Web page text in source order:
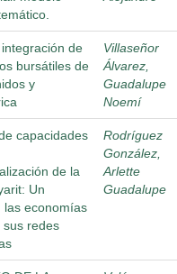
de
bursátiles de
y
Villaseñor
Álvarez,
Guadalupe
Noemí
capacidades
de la
Un
las economías
sus redes
Rodríguez
González,
Arlette
Guadalupe